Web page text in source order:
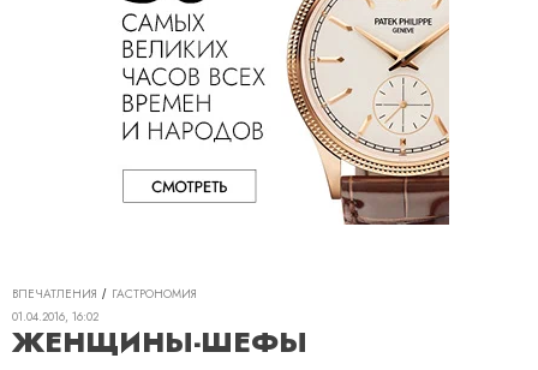
ВПЕЧАТЛЕНИЯ
ГАСТРОНОМИЯ
01.04.2016, 16:02
ЖЕНЩИНЫ-ШЕФЫ